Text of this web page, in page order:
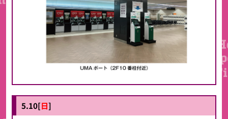
5.10[日]